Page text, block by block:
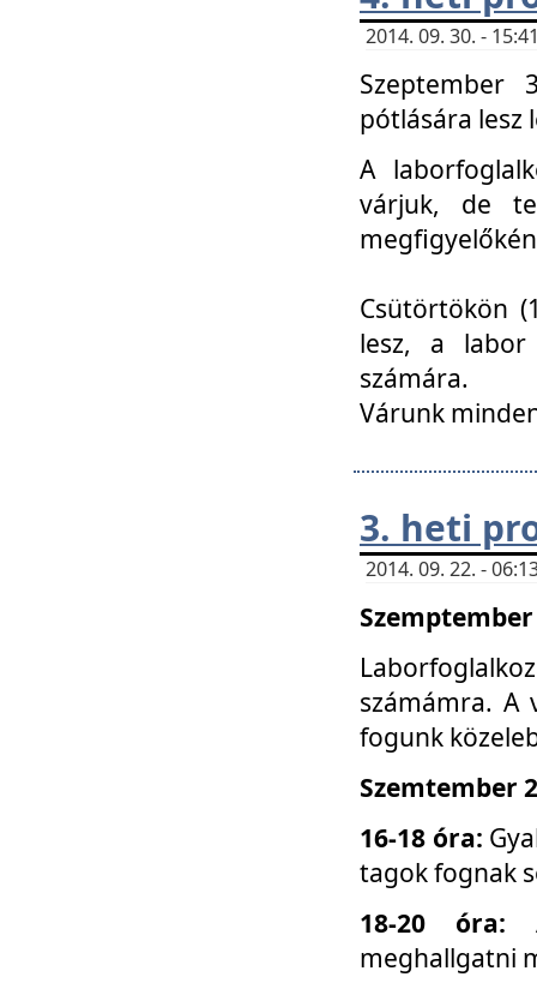
2014. 09. 30. -
Szeptember
pótlására lesz
A
várjuk, de
Csütörtökön
lesz, a labor
számára.
Várunk
3. heti
2014. 09. 22. -
számámra. A
fogunk
Szemtember
16-18 óra:
tagok fognak
18-20 óra:
meghallgatni